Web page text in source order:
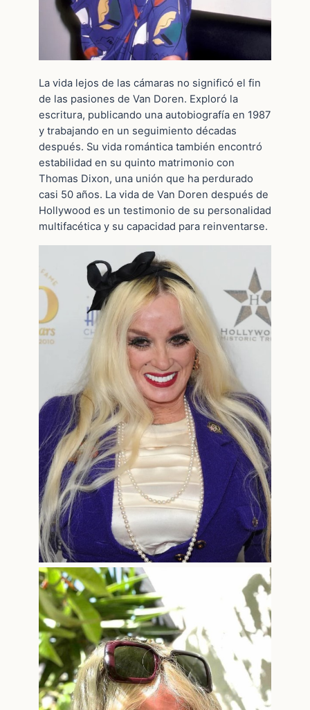
La vida lejos de las cámaras no significó el fin
de las pasiones de Van Doren. Exploró la
escritura, publicando una autobiografía en 1987
y trabajando en un seguimiento décadas
después. Su vida romántica también encontró
estabilidad en su quinto matrimonio con
Thomas Dixon, una unión que ha perdurado
casi 50 años. La vida de Van Doren después de
Hollywood es un testimonio de su personalidad
multifacética y su capacidad para reinventarse.